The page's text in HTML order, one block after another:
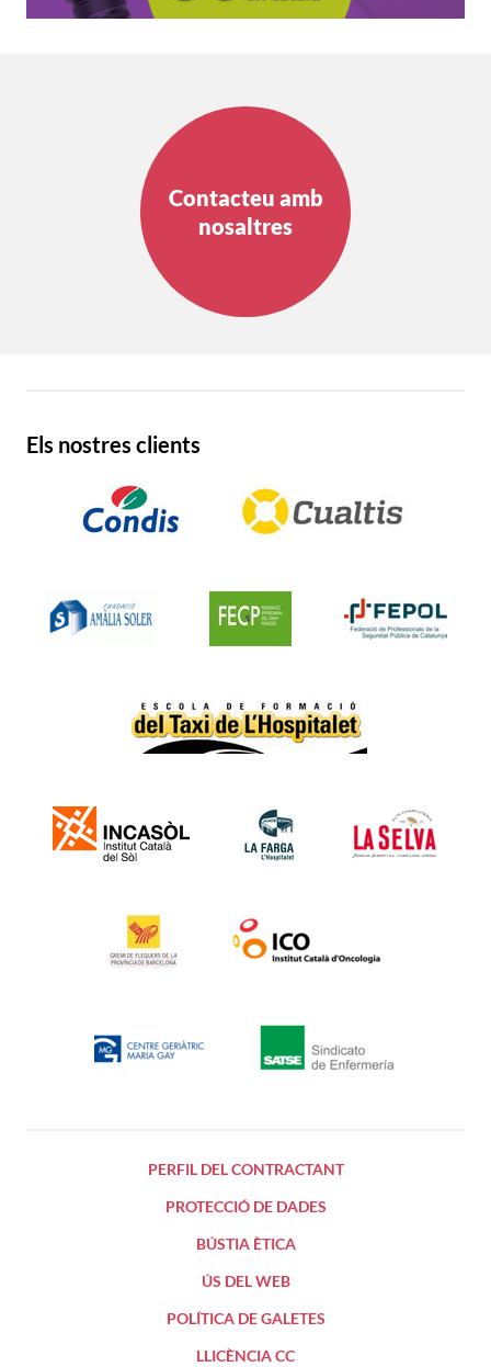
Contacteu amb
nosaltres
Els nostres clients
PERFIL DEL CONTRACTANT
PROTECCIÓ DE DADES
BÚSTIA ÈTICA
ÚS DEL WEB
POLÍTICA DE GALETES
LLICÈNCIA CC